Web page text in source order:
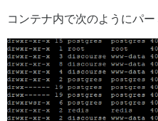
コンテナ内で次のようにパ